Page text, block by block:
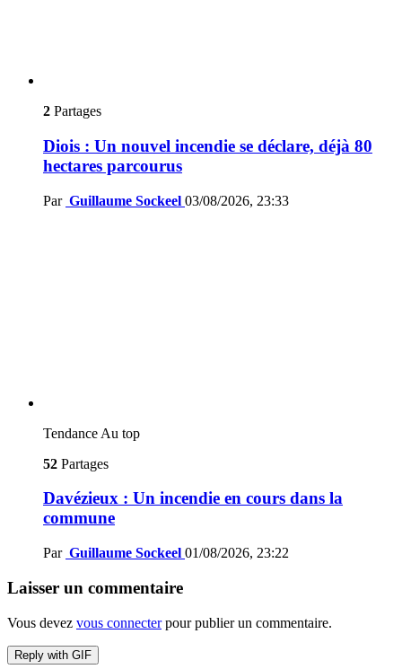
2 Partages
Diois : Un nouvel incendie se déclare, déjà 80
hectares parcourus
Par Guillaume Sockeel 03/08/2026, 23:33
Tendance Au top
52 Partages
Davézieux : Un incendie en cours dans la
commune
Par Guillaume Sockeel 01/08/2026, 23:22
Laisser un commentaire
Vous devez vous connecterpour publier un commentaire.
Reply with GIF